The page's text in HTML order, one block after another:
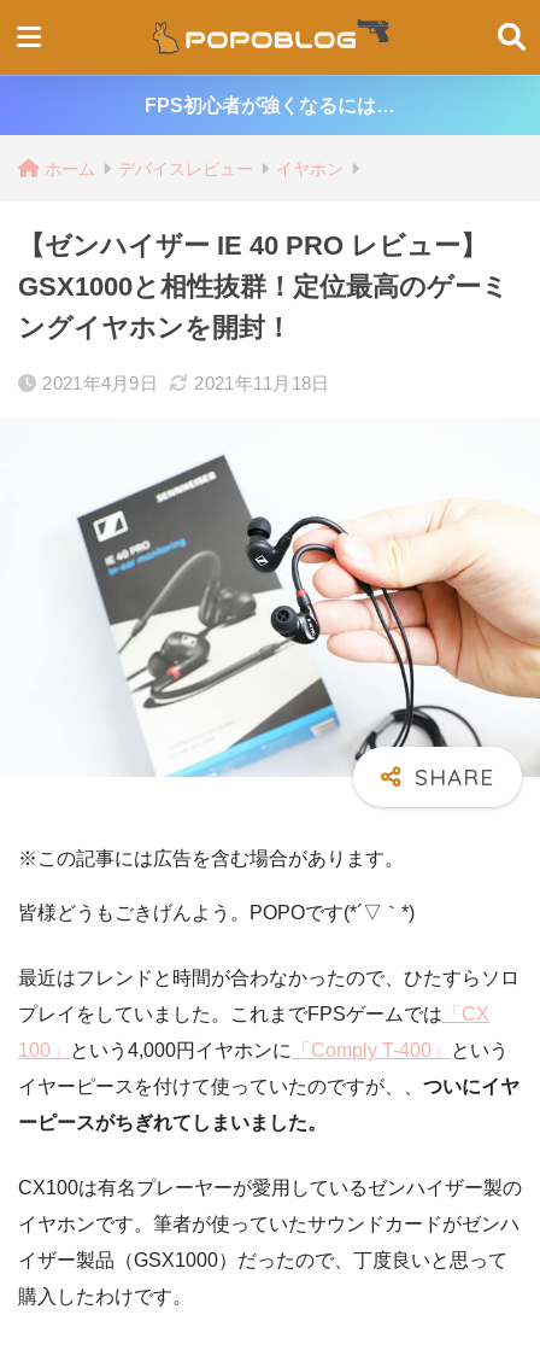
FPS初心者が強くなるには…
ホーム デバイスレビュー イヤホン
【ゼンハイザー IE 40 PRO レビュー】
GSX1000と相性抜群！定位最高のゲーミ
ングイヤホンを開封！
2021年4月9日 2021年11月18日
※この記事には広告を含む場合があります。
皆様どうもごきげんよう。POPOです(*´▽｀*)
最近はフレンドと時間が合わなかったので、ひたすらソロ
プレイをしていました。これまでFPSゲームでは 「CX
100」
という4,000円イヤホンに 「Comply T-400」
という
イヤーピースを付けて使っていたのですが、、 ついにイヤ
ーピースがちぎれてしまいました。
CX100は有名プレーヤーが愛用しているゼンハイザー製の
イヤホンです。筆者が使っていたサウンドカードがゼンハ
イザー製品（GSX1000）だったので、丁度良いと思って
購入したわけです。